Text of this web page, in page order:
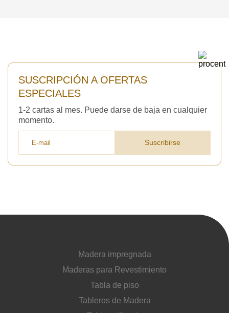
SUSCRIPCIÓN A OFERTAS
ESPECIALES
1-2 cartas al mes. Puede darse de baja en cualquier
momento.
Suscribirse
Madera impregnada
Maderas para Revestimiento
Tabla de piso
Tableros de Madera